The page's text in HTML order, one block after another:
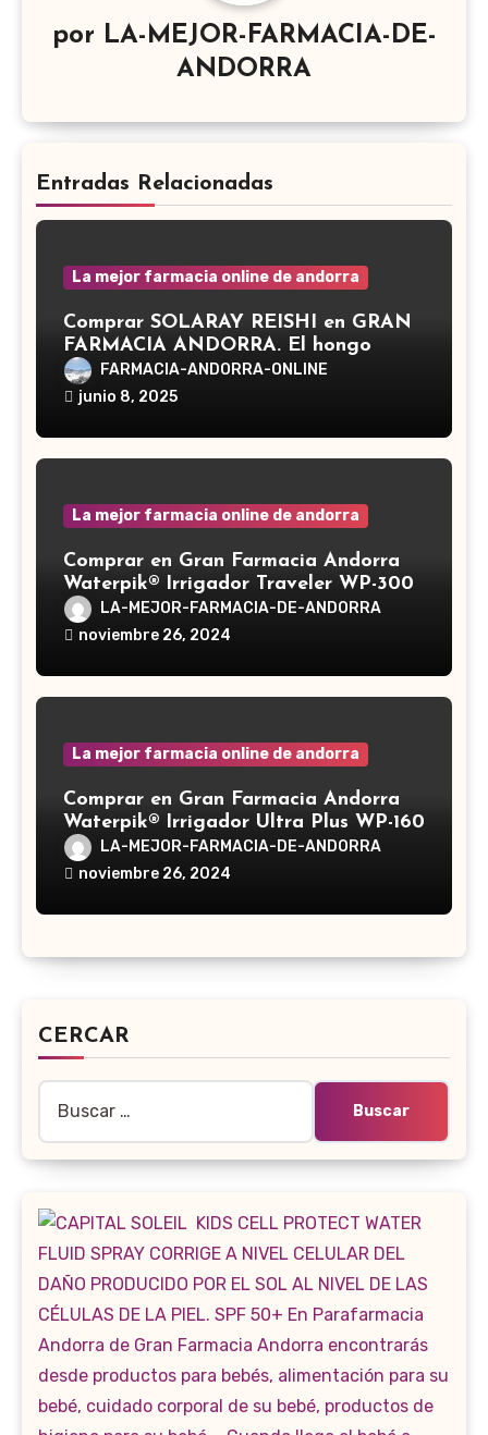
por LA-MEJOR-FARMACIA-DE-
ANDORRA
Entradas Relacionadas
La mejor farmacia online de andorra
Comprar SOLARAY REISHI en GRAN
FARMACIA ANDORRA. El hongo
Reishi, cuyo nombre científico es
Ganoderma lucidum, es un hongo
en la medicina tradicional asiática
FARMACIA-ANDORRA-ONLINE
junio 8, 2025
La mejor farmacia online de andorra
Comprar en Gran Farmacia Andorra
Waterpik® Irrigador Traveler WP-300
LA-MEJOR-FARMACIA-DE-ANDORRA
noviembre 26, 2024
La mejor farmacia online de andorra
Comprar en Gran Farmacia Andorra
Waterpik® Irrigador Ultra Plus WP-160
LA-MEJOR-FARMACIA-DE-ANDORRA
noviembre 26, 2024
CERCAR